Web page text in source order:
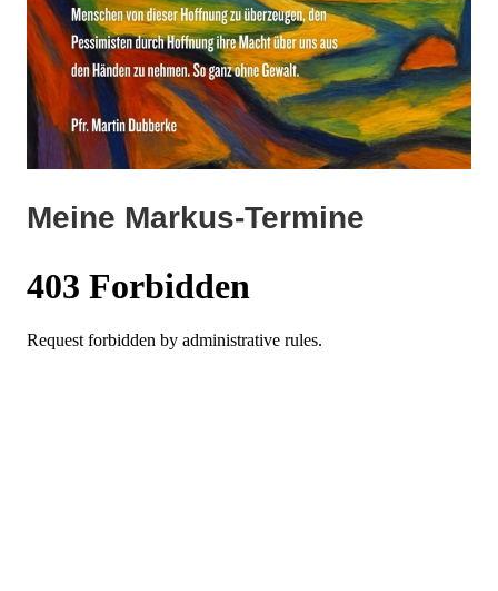
Meine Markus-Termine